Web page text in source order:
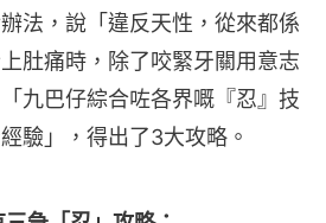
法，說「違反天性，從來都係
肚痛時，除了咬緊牙關用意志
九巴仔綜合咗各界嘅『忍』技
驗」，得出了3大攻略。